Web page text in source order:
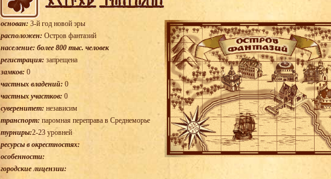
основан:3-й год новой эры
расположен: Остров фантазий
население: более 800 тыс. человек
регистрация: запрещена
замков: 0
частных владений: 0
частных участков: 0
суверенитет: независим
транспорт: паромная переправа в Среднеморье
турниры:2-23 уровней
ресурсы в окрестностях:
особенности:
городские лицензии: